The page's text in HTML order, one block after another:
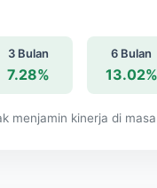
3 Bulan
7.28%
6 Bulan
13.02%
menjamin kinerja di